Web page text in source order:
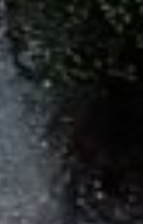
CENTRAL DE RESERVAS
+351296301880
Chamada para a rede fixa nacional
Contacte-nos
SIGA-NOS